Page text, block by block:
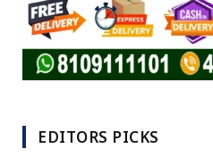
EDITORS PICKS